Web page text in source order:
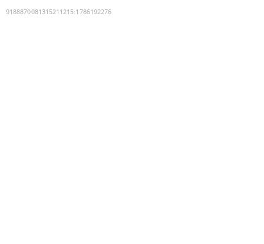
9188870081315211215:1786192276